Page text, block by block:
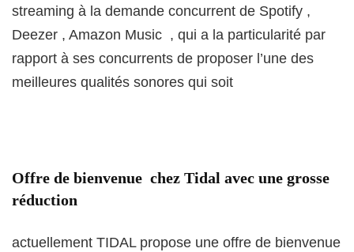
streaming à la demande concurrent de Spotify ,
Deezer , Amazon Music , qui a la particularité par
rapport à ses concurrents de proposer l’une des
meilleures qualités sonores qui soit
Offre de bienvenue chez Tidal avec une grosse
réduction
actuellement TIDAL propose une offre de bienvenue